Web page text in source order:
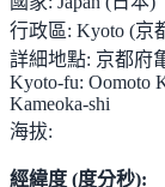
行政區: Kyoto (京
詳細地點: 京都府
Kyoto-fu: Oomoto
Kameoka-shi
海拔:
經緯度 (度分秒):